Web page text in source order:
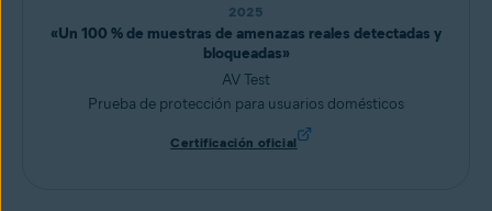
2025
«Un 100 % de muestras de amenazas reales detectadas y
bloqueadas»
AV Test
Prueba de protección para usuarios domésticos
Certificación oficial